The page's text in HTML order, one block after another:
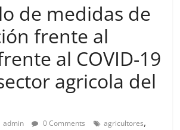
de medidas de
frente al
al COVID-19
agricola del
admin 0 Comments agricultores,